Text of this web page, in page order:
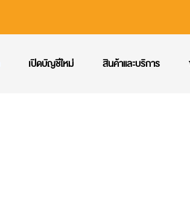
เปิดบัญชีใหม่ สินค้าและบริการ